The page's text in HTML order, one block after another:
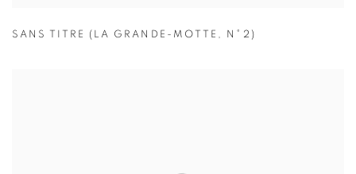
SANS TITRE (LA GRANDE-MOTTE , N°2)